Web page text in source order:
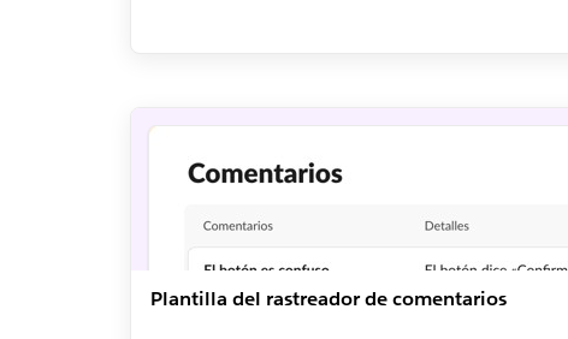
Plantilla del rastreador de comentarios